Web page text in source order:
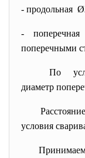
- продольная
-
поперечными
По
диаметр
условия